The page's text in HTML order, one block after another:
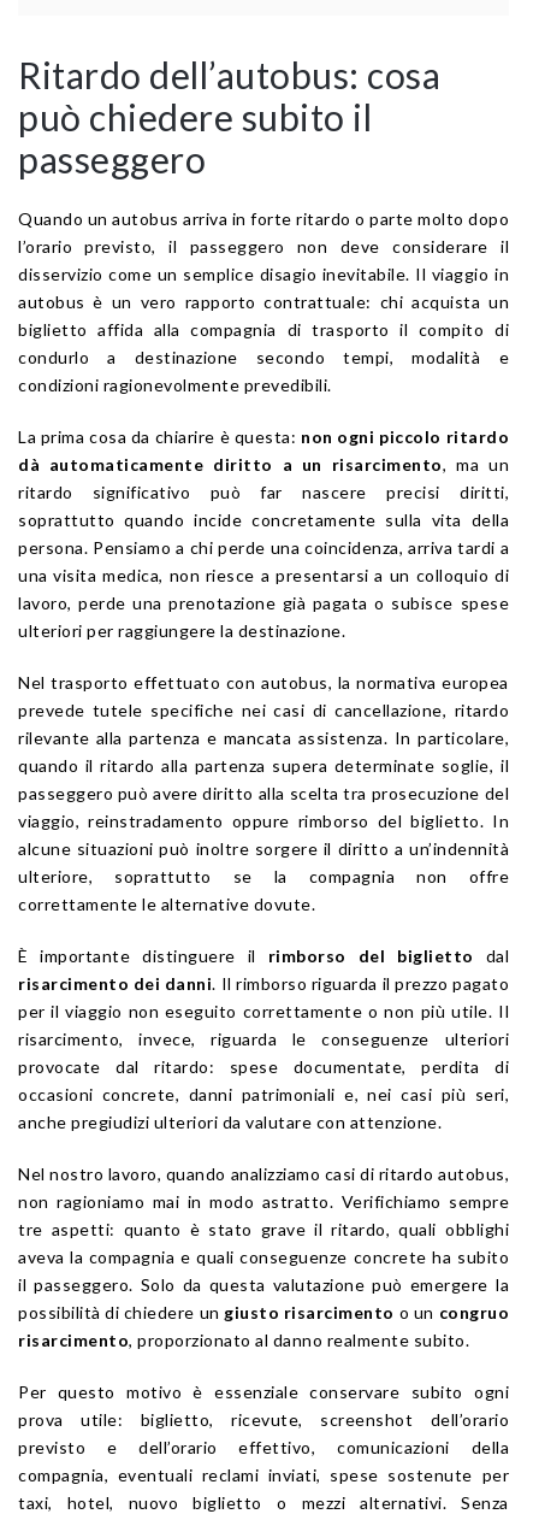
Ritardo dell’autobus: cosa
può chiedere subito il
passeggero
Quando un autobus arriva in forte ritardo o parte molto dopo
l’orario previsto, il passeggero non deve considerare il
disservizio come un semplice disagio inevitabile. Il viaggio in
autobus è un vero rapporto contrattuale: chi acquista un
biglietto affida alla compagnia di trasporto il compito di
condurlo a destinazione secondo tempi, modalità e
condizioni ragionevolmente prevedibili.
La prima cosa da chiarire è questa: non ogni piccolo ritardo
dà automaticamente diritto a un risarcimento, ma un
ritardo significativo può far nascere precisi diritti,
soprattutto quando incide concretamente sulla vita della
persona. Pensiamo a chi perde una coincidenza, arriva tardi a
una visita medica, non riesce a presentarsi a un colloquio di
lavoro, perde una prenotazione già pagata o subisce spese
ulteriori per raggiungere la destinazione.
Nel trasporto effettuato con autobus, la normativa europea
prevede tutele specifiche nei casi di cancellazione, ritardo
rilevante alla partenza e mancata assistenza. In particolare,
quando il ritardo alla partenza supera determinate soglie, il
passeggero può avere diritto alla scelta tra prosecuzione del
viaggio, reinstradamento oppure rimborso del biglietto. In
alcune situazioni può inoltre sorgere il diritto a un’indennità
ulteriore, soprattutto se la compagnia non offre
correttamente le alternative dovute.
È importante distinguere il rimborso del biglietto dal
risarcimento dei danni. Il rimborso riguarda il prezzo pagato
per il viaggio non eseguito correttamente o non più utile. Il
risarcimento, invece, riguarda le conseguenze ulteriori
provocate dal ritardo: spese documentate, perdita di
occasioni concrete, danni patrimoniali e, nei casi più seri,
anche pregiudizi ulteriori da valutare con attenzione.
Nel nostro lavoro, quando analizziamo casi di ritardo autobus,
non ragioniamo mai in modo astratto. Verifichiamo sempre
tre aspetti: quanto è stato grave il ritardo, quali obblighi
aveva la compagnia e quali conseguenze concrete ha subito
il passeggero. Solo da questa valutazione può emergere la
possibilità di chiedere un giusto risarcimento o un congruo
risarcimento, proporzionato al danno realmente subito.
Per questo motivo è essenziale conservare subito ogni
prova utile: biglietto, ricevute, screenshot dell’orario
previsto e dell’orario effettivo, comunicazioni della
compagnia, eventuali reclami inviati, spese sostenute per
taxi, hotel, nuovo biglietto o mezzi alternativi. Senza